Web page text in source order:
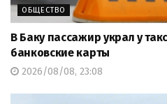
ОБЩЕСТВО
В Баку пассажир украл у
банковские карты
2026/08/08, 23:08